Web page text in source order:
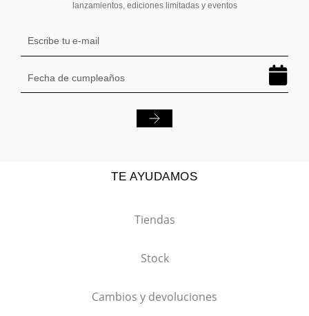
lanzamientos, ediciones limitadas y eventos
TE AYUDAMOS
Tiendas
Stock
Cambios y devoluciones